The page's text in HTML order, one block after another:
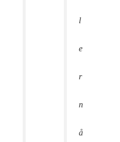
l
e
r
n
å